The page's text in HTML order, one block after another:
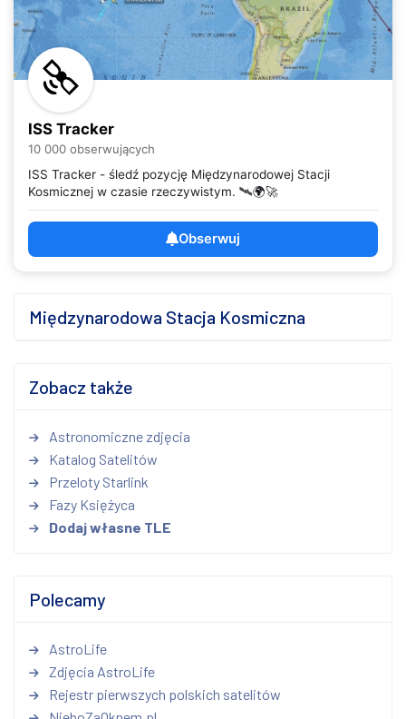
ISS Tracker
10 000 obserwujących
ISS Tracker - śledź pozycję Międzynarodowej Stacji
Kosmicznej w czasie rzeczywistym. 🛰️🌍🚀
Obserwuj
Międzynarodowa Stacja Kosmiczna
Zobacz także
Astronomiczne zdjęcia
Katalog Satelitów
Przeloty Starlink
Fazy Księżyca
Dodaj własne TLE
Polecamy
AstroLife
Zdjęcia AstroLife
Rejestr pierwszych polskich satelitów